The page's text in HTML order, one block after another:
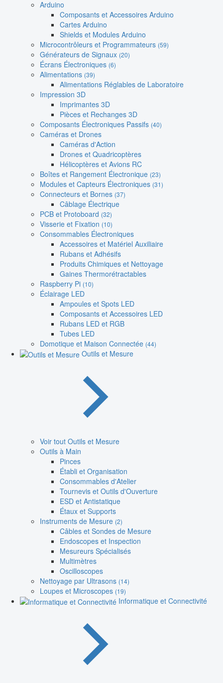
Arduino
Composants et Accessoires Arduino
Cartes Arduino
Shields et Modules Arduino
Microcontrôleurs et Programmateurs (59)
Générateurs de Signaux (20)
Écrans Électroniques (6)
Alimentations (39)
Alimentations Réglables de Laboratoire
Impression 3D
Imprimantes 3D
Pièces et Rechanges 3D
Composants Électroniques Passifs (40)
Caméras et Drones
Caméras d'Action
Drones et Quadricoptères
Hélicoptères et Avions RC
Boîtes et Rangement Électronique (23)
Modules et Capteurs Électroniques (31)
Connecteurs et Bornes (37)
Câblage Électrique
PCB et Protoboard (32)
Visserie et Fixation (10)
Consommables Électroniques
Accessoires et Matériel Auxiliaire
Rubans et Adhésifs
Produits Chimiques et Nettoyage
Gaines Thermorétractables
Raspberry Pi (10)
Éclairage LED
Ampoules et Spots LED
Composants et Accessoires LED
Rubans LED et RGB
Tubes LED
Domotique et Maison Connectée (44)
Outils et Mesure
Voir tout Outils et Mesure
Outils à Main
Pinces
Établi et Organisation
Consommables d'Atelier
Tournevis et Outils d'Ouverture
ESD et Antistatique
Étaux et Supports
Instruments de Mesure (2)
Câbles et Sondes de Mesure
Endoscopes et Inspection
Mesureurs Spécialisés
Multimètres
Oscilloscopes
Nettoyage par Ultrasons (14)
Loupes et Microscopes (19)
Informatique et Connectivité